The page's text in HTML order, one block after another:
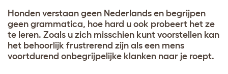
Honden verstaan geen Nederlands en begrijpen
geen grammatica, hoe hard u ook probeert het ze
te leren. Zoals u zich misschien kunt voorstellen kan
het behoorlijk frustrerend zijn als een mens
voortdurend onbegrijpelijke klanken naar je roept.